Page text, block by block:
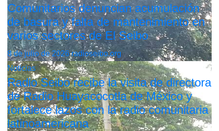
Comunitarios denuncian acumulación
de basura y falta de mantenimiento en
varios sectores de El Seibo
8 de julio de 2026radioseibo.org
Noticias
Radio Seibo recibe la visita de directora
de Radio Huayacocotla de México y
fortalece lazos con la radio comunitaria
latinoamericana